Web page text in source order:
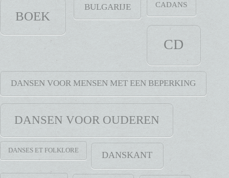
BOEK
BULGARIJE CADANS
CD
DANSEN VOOR MENSEN MET EEN BEPERKING
DANSEN VOOR OUDEREN
DANSES ET FOLKLORE DANSKANT